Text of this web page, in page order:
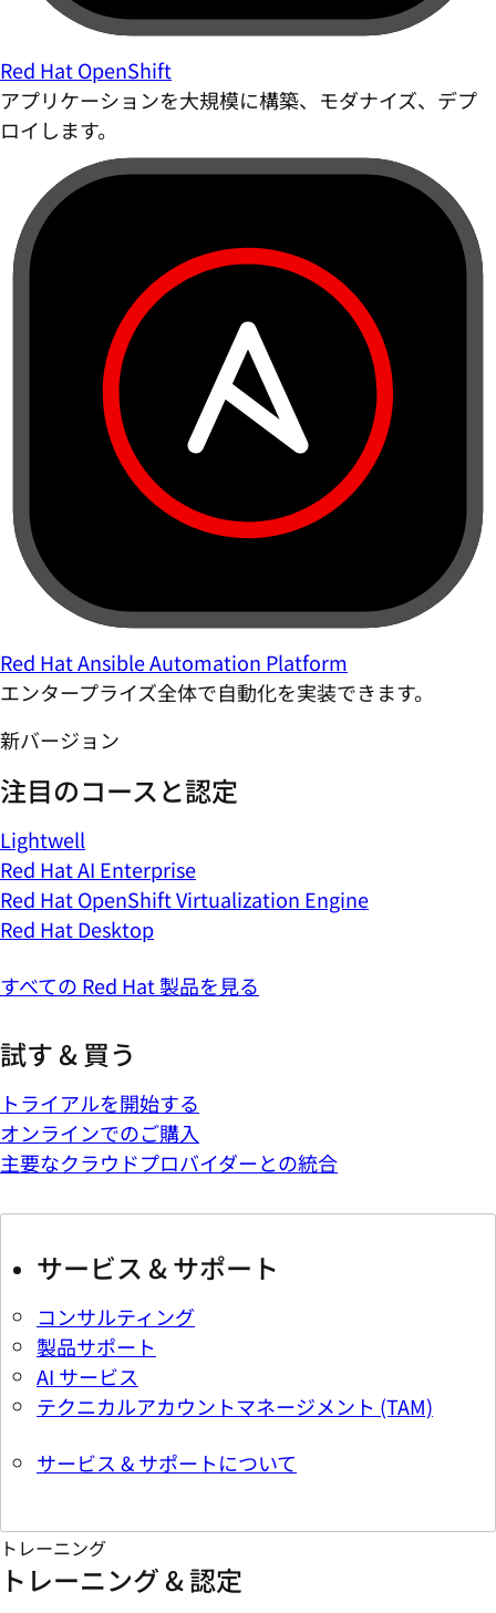
Red Hat OpenShift
アプリケーションを大規模に構築、モダナイズ、デプ
ロイします。
Red Hat Ansible Automation Platform
エンタープライズ全体で自動化を実装できます。
新バージョン
注目のコースと認定
Lightwell
Red Hat AI Enterprise
Red Hat OpenShift Virtualization Engine
Red Hat Desktop
すべての Red Hat 製品を見る
試す & 買う
トライアルを開始する
オンラインでのご購入
主要なクラウドプロバイダーとの統合
サービス & サポート
コンサルティング
製品サポート
AI サービス
テクニカルアカウントマネージメント (TAM)
サービス & サポートについて
トレーニング
トレーニング & 認定